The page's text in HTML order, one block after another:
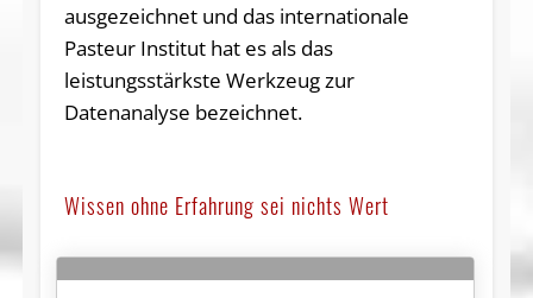
ausgezeichnet und das internationale
Pasteur Institut hat es als das
leistungsstärkste Werkzeug zur
Datenanalyse bezeichnet.
Wissen ohne Erfahrung sei nichts Wert